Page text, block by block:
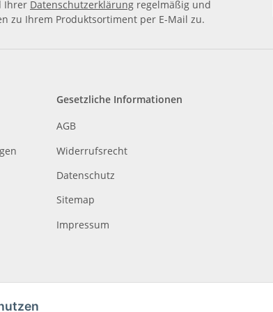
Ihrer Datenschutzerklärung regelmäßig und
zu Ihrem Produktsortiment per E-Mail zu.
Gesetzliche Informationen
AGB
Widerrufsrecht
Datenschutz
Sitemap
Impressum